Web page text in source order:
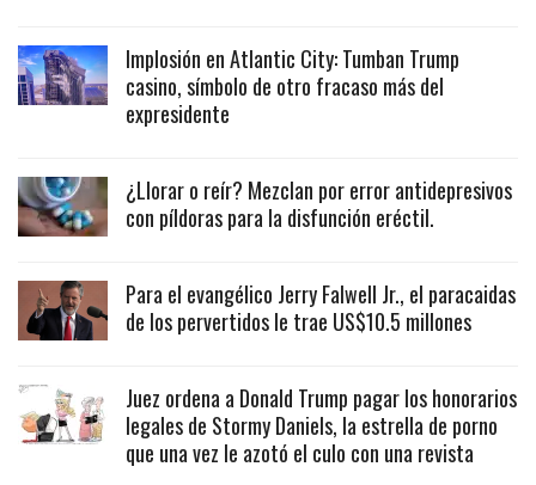
Implosión en Atlantic City: Tumban Trump
casino, símbolo de otro fracaso más del
expresidente
¿Llorar o reír? Mezclan por error antidepresivos
con píldoras para la disfunción eréctil.
Para el evangélico Jerry Falwell Jr., el paracaidas
de los pervertidos le trae US$10.5 millones
Juez ordena a Donald Trump pagar los honorarios
legales de Stormy Daniels, la estrella de porno
que una vez le azotó el culo con una revista